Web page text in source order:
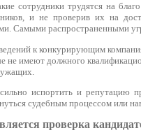
сотрудники трудятся на
и не проверив их на
Самыми распространенными
к конкурирующим
не имеют должного
испортить и репутацию
судебным процессом или
проверка